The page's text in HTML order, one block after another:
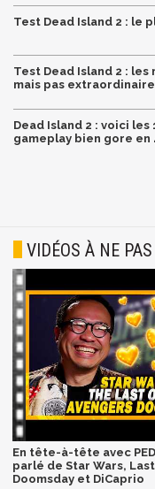
Test Dead Island 2 : le
Test Dead Island 2 :
mais pas extraordinaire
Dead Island 2 : voici
gameplay bien gore en
VIDÉOS À NE
En tête-à-tête avec
parlé de Star Wars,
Doomsday et DiCaprio